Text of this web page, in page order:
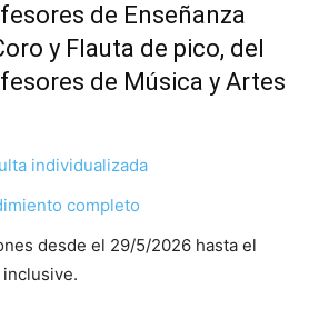
de Enseñanza
y Flauta de pico, del
de Música y Artes
individualizada
completo
desde el 29/5/2026 hasta el